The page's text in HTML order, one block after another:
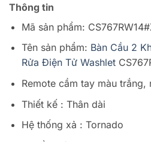
Thông tin
Mã sản phẩm:
Tên sản phẩm: Bàn Cầu 2
Rửa Điện Tử Washlet
Remote cầm tay màu trắng,
Thiết kế : Thân dài
Hệ thống xả : Tornado